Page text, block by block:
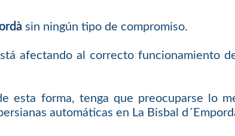
sin ningún tipo de compromiso.
afectando al correcto funcionamiento
esta forma, tenga que preocuparse lo
automáticas en La Bisbal